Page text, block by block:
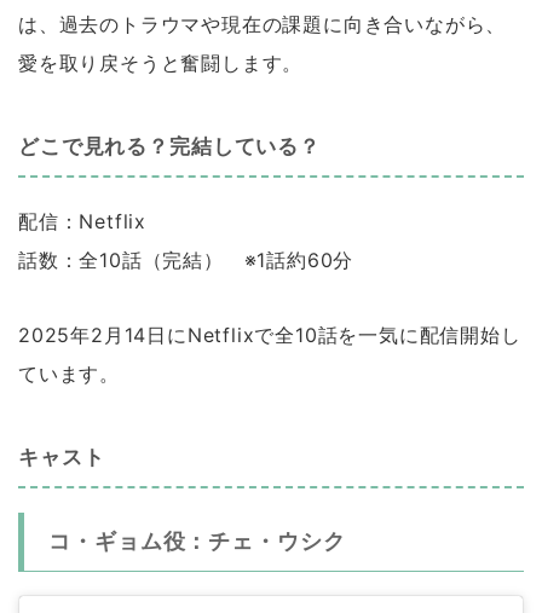
は、過去のトラウマや現在の課題に向き合いながら、
愛を取り戻そうと奮闘します。
どこで見れる？完結している？
配信：Netflix
話数：全10話（完結） ※1話約60分
2025年2月14日にNetflixで全10話を一気に配信開始し
ています。
キャスト
コ・ギョム役：チェ・ウシク